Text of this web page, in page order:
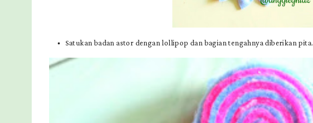
Satukan badan astor dengan lollipop dan bagian tengahnya diberikan pita.